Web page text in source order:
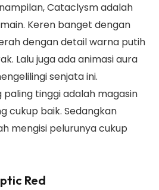
Cataclysm adalah
Keren banget dengan
dengan detail warna putih
Lalu juga ada animasi aura
senjata ini.
paling tinggi adalah magasin
cukup baik. Sedangkan
mengisi pelurunya cukup
Red